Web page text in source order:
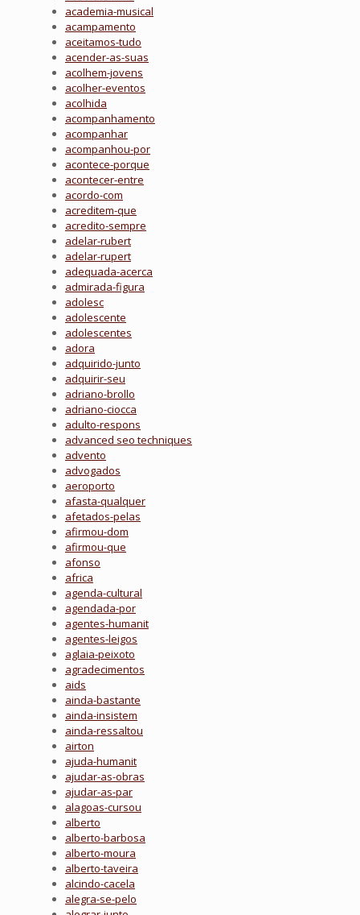
academia-musical
acampamento
aceitamos-tudo
acender-as-suas
acolhem-jovens
acolher-eventos
acolhida
acompanhamento
acompanhar
acompanhou-por
acontece-porque
acontecer-entre
acordo-com
acreditem-que
acredito-sempre
adelar-rubert
adelar-rupert
adequada-acerca
admirada-figura
adolesc
adolescente
adolescentes
adora
adquirido-junto
adquirir-seu
adriano-brollo
adriano-ciocca
adulto-respons
advanced seo techniques
advento
advogados
aeroporto
afasta-qualquer
afetados-pelas
afirmou-dom
afirmou-que
afonso
africa
agenda-cultural
agendada-por
agentes-humanit
agentes-leigos
aglaia-peixoto
agradecimentos
aids
ainda-bastante
ainda-insistem
ainda-ressaltou
airton
ajuda-humanit
ajudar-as-obras
ajudar-as-par
alagoas-cursou
alberto
alberto-barbosa
alberto-moura
alberto-taveira
alcindo-cacela
alegra-se-pelo